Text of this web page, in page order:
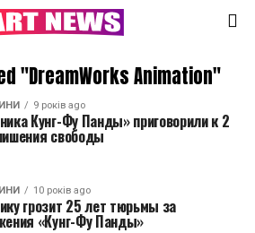
"DreamWorks Animation"
9 років ago
Кунг-Фу Панды» приговорили к 2
свободы
10 років ago
грозит 25 лет тюрьмы за
«Кунг-Фу Панды»